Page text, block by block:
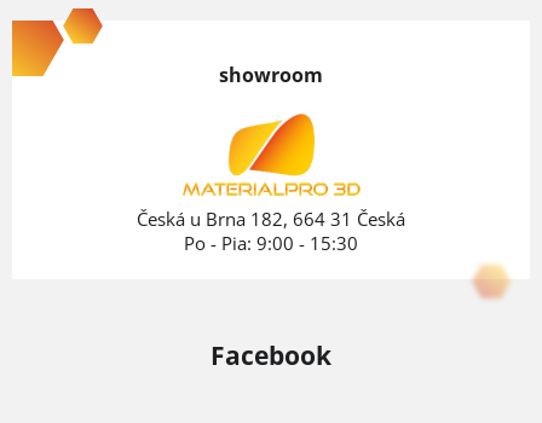
á
p
showroom
Česká u Brna 182, 664 31 Česká
Po - Pia: 9:00 - 15:30
Facebook